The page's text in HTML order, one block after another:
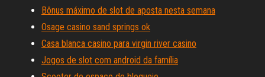
Bônus máximo de slot de aposta nesta semana
Osage casino sand springs ok
Casa blanca casino para virgin river casino
Jogos de slot com android da família